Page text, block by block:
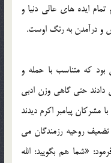
ايده هاي عالي دنيا و
و درآمدن به رنگ اوست.
که متناسب با حمله و
حتي گاهي وزن ادبي
پيامبر اکرم ديدند
روحيه رزمندگان مي
«شما هم بگوييد: الله